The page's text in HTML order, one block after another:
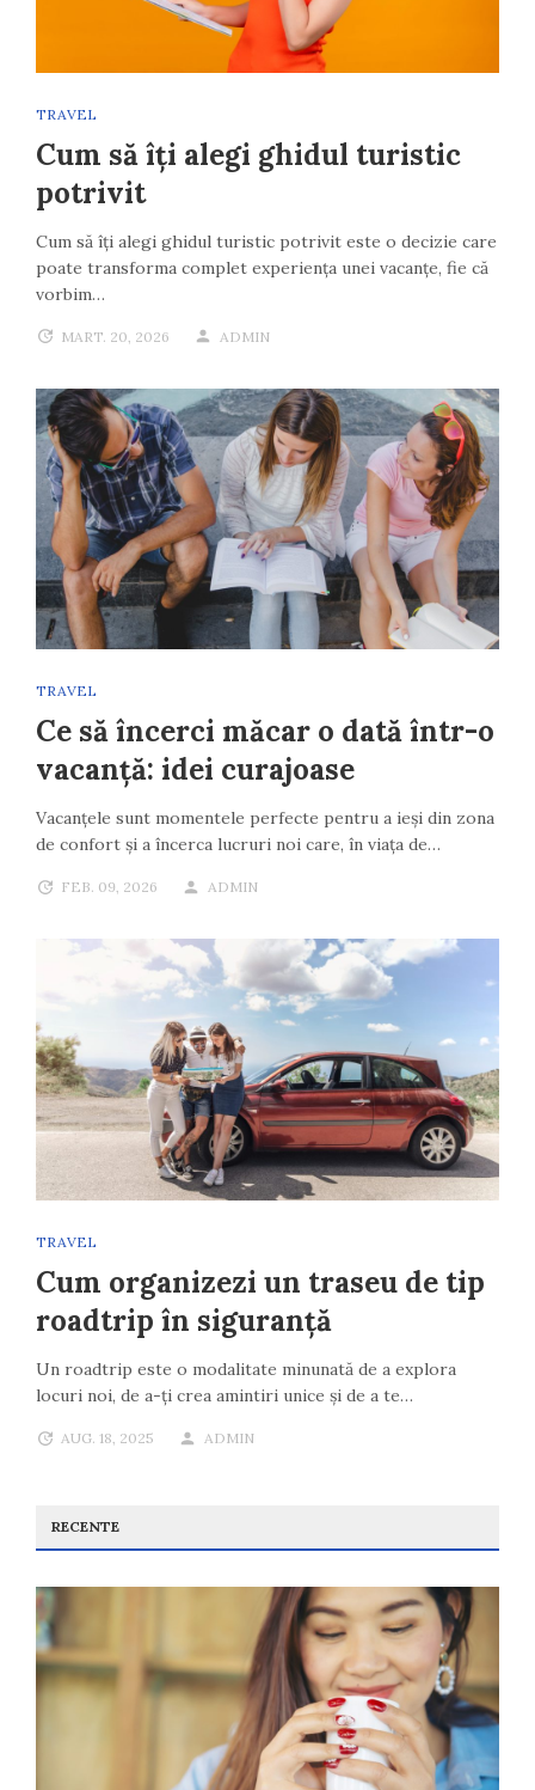
TRAVEL
Cum să îți alegi ghidul turistic
potrivit
Cum să îți alegi ghidul turistic potrivit este o decizie care
poate transforma complet experiența unei vacanțe, fie că
vorbim…
MART. 20, 2026 ADMIN
TRAVEL
Ce să încerci măcar o dată într-o
vacanță: idei curajoase
Vacanțele sunt momentele perfecte pentru a ieși din zona
de confort și a încerca lucruri noi care, în viața de…
FEB. 09, 2026 ADMIN
TRAVEL
Cum organizezi un traseu de tip
roadtrip în siguranță
Un roadtrip este o modalitate minunată de a explora
locuri noi, de a-ți crea amintiri unice și de a te…
AUG. 18, 2025 ADMIN
RECENTE